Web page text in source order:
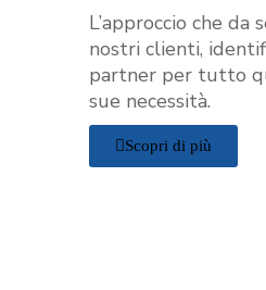
L’approccio che
nostri clienti,
partner per tutto
sue necessità.
Scopri di più